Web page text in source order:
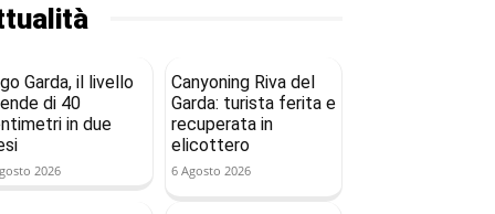
Garda, il livello
di 40
in due
2026
Canyoning Riva del
Garda: turista ferita e
recuperata in
elicottero
6 Agosto 2026